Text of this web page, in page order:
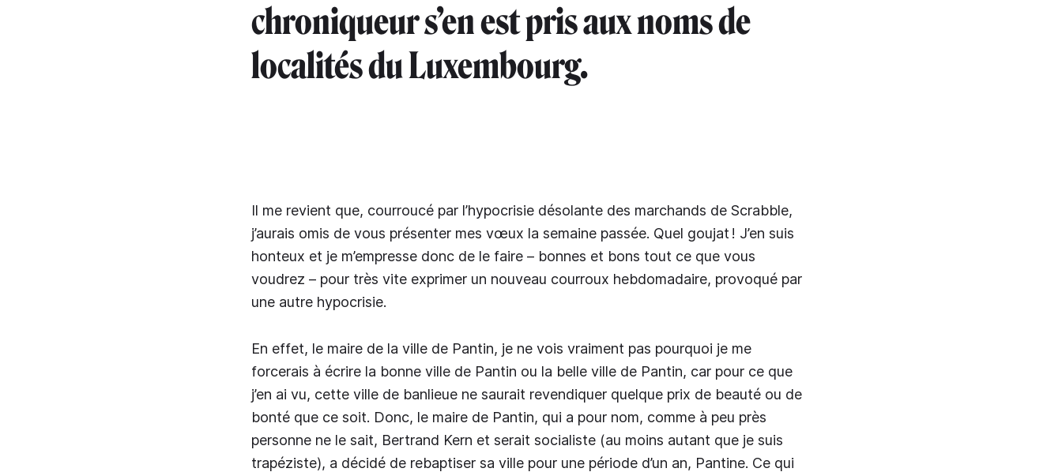
chroniqueur s’en est pris aux noms de
localités du Luxembourg.
Il me revient que, courroucé par l’hypocrisie désolante des marchands de Scrabble,
j’aurais omis de vous présenter mes vœux la semaine passée. Quel goujat ! J’en suis
honteux et je m’empresse donc de le faire – bonnes et bons tout ce que vous
voudrez – pour très vite exprimer un nouveau courroux hebdomadaire, provoqué par
une autre hypocrisie.
En effet, le maire de la ville de Pantin, je ne vois vraiment pas pourquoi je me
forcerais à écrire la bonne ville de Pantin ou la belle ville de Pantin, car pour ce que
j’en ai vu, cette ville de banlieue ne saurait revendiquer quelque prix de beauté ou de
bonté que ce soit. Donc, le maire de Pantin, qui a pour nom, comme à peu près
personne ne le sait, Bertrand Kern et serait socialiste (au moins autant que je suis
trapéziste), a décidé de rebaptiser sa ville pour une période d’un an, Pantine. Ce qui